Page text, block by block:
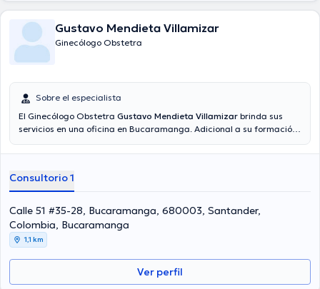
Gustavo Mendieta Villamizar
Ginecólogo Obstetra
Sobre el especialista
El Ginecólogo Obstetra Gustavo Mendieta Villamizar brinda sus
servicios en una oficina en Bucaramanga. Adicional a su formación
en su área de especialidad. El Dr. lleva más de años de experiencia
como miembro de diversas asociaciones médicas. Gustavo
Mendieta Villamizar ha compartido en cuantiosas conferencias con
el objetivo de tener una formación continua en su disciplina de
especialización y ha compartido importantes comunicados. Español
son los lenguajes manejados por el profesional de la salud.
Consultorio 1
Calle 51 #35-28, Bucaramanga, 680003, Santander,
Colombia, Bucaramanga
1,1 km
Ver perfil